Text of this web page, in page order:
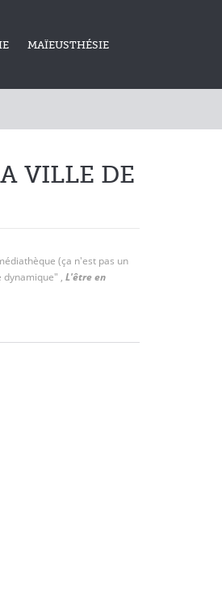
MAÏEUSTHÉSIE
VILLE DE
(ça n'est pas un
, L'être en